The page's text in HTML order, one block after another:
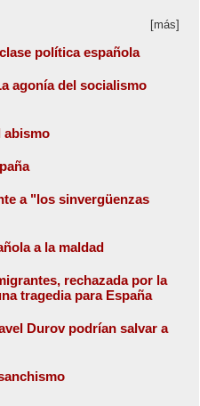
[más]
política española
agonía del socialismo
abismo
a "los sinvergüenzas
a la maldad
rechazada por la
tragedia para España
Durov podrían salvar a